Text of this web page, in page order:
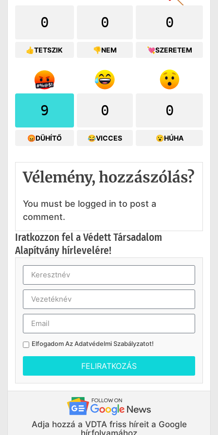
0
👍TETSZIK
0
👎NEM
0
💘SZERETEM
9
😡DÜHÍTŐ
0
😂VICCES
0
😮HÚHA
Vélemény, hozzászólás?
You must be logged in to post a
comment.
Iratkozzon fel a Védett Társadalom
Alapítvány hírlevelére!
Elfogadom AzAdatvédelmi Szabályzatot!
FELIRATKOZÁS
Adja hozzá a VDTA friss híreit a Google
hírfolyamához